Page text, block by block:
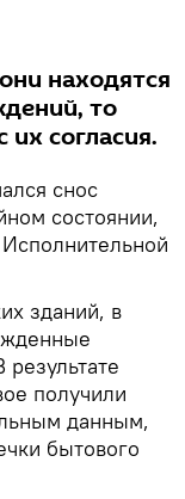
находятся
то
согласия.
снос
состоянии,
зданий, в
получили
данным,
бытового